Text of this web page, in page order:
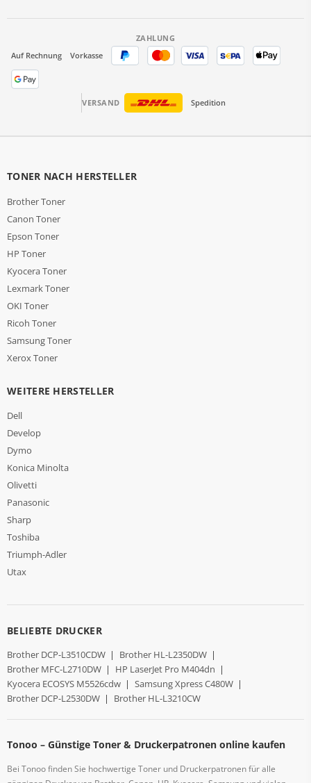
ZAHLUNG
Auf Rechnung
Vorkasse
VERSAND Spedition
TONER NACH HERSTELLER
Brother Toner
Canon Toner
Epson Toner
HP Toner
Kyocera Toner
Lexmark Toner
OKI Toner
Ricoh Toner
Samsung Toner
Xerox Toner
WEITERE HERSTELLER
Dell
Develop
Dymo
Konica Minolta
Olivetti
Panasonic
Sharp
Toshiba
Triumph-Adler
Utax
BELIEBTE DRUCKER
Brother DCP-L3510CDW | Brother HL-L2350DW |
Brother MFC-L2710DW | HP LaserJet Pro M404dn |
Kyocera ECOSYS M5526cdw | Samsung Xpress C480W |
Brother DCP-L2530DW | Brother HL-L3210CW
Tonoo – Günstige Toner & Druckerpatronen online kaufen
Bei Tonoo finden Sie hochwertige Toner und Druckerpatronen für alle